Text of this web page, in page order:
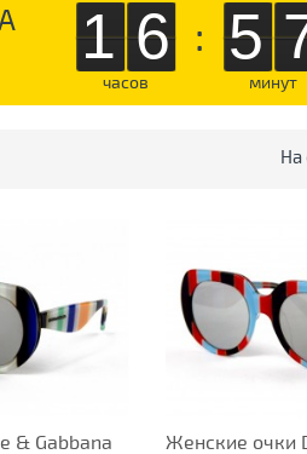
16
часов
:
минут
На
& Gabbana
Женские очки